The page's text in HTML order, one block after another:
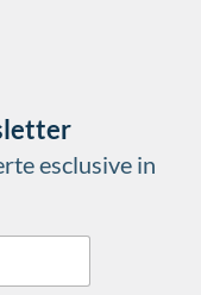
esclusive in